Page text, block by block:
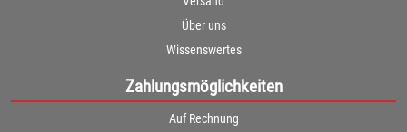
Über uns
Wissenswertes
Zahlungsmöglichkeiten
Auf Rechnung